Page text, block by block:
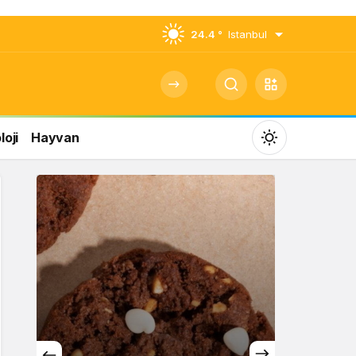
24.4 ° Istanbul
Hayvan
Mod
değiştir
Gündüz Modu
Gündüz modunu seçin.
Gece Modu
Gece modunu seçin.